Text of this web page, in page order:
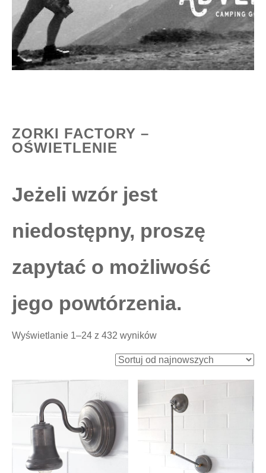
ZORKI FACTORY –
OŚWIETLENIE
Jeżeli wzór jest
niedostępny, proszę
zapytać o możliwość
jego powtórzenia.
Wyświetlanie 1–24 z 432 wynikówPosortowane
według
najnowszych